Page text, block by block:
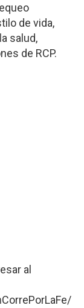
de vida,
salud,
de RCP.
al